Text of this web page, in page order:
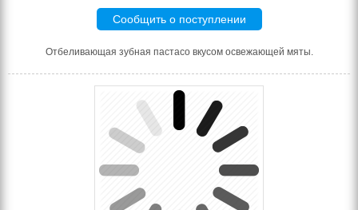
Сообщить о поступлении
Отбеливающая зубная пастасо вкусом освежающей мяты.